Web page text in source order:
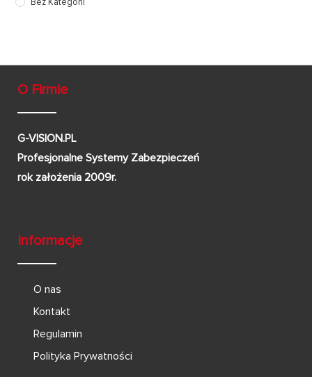
O Firmie
G-VISION.PL
Profesjonalne Systemy Zabezpieczeń
rok założenia 2009r.
Informacje
O nas
Kontakt
Regulamin
Polityka Prywatności